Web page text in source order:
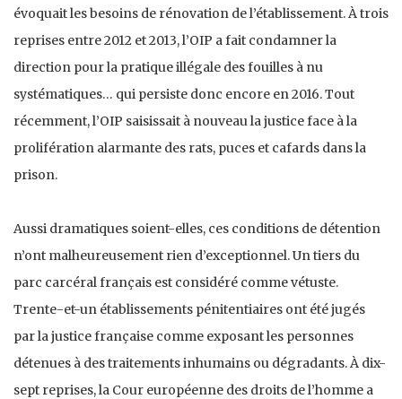
évoquait les besoins de rénovation de l’établissement. À trois
reprises entre 2012 et 2013, l’OIP a fait condamner la
direction pour la pratique illégale des fouilles à nu
systématiques… qui persiste donc encore en 2016. Tout
récemment, l’OIP saisissait à nouveau la justice face à la
prolifération alarmante des rats, puces et cafards dans la
prison.
Aussi dramatiques soient-elles, ces conditions de détention
n’ont malheureusement rien d’exceptionnel. Un tiers du
parc carcéral français est considéré comme vétuste.
Trente-et-un établissements pénitentiaires ont été jugés
par la justice française comme exposant les personnes
détenues à des traitements inhumains ou dégradants. À dix-
sept reprises, la Cour européenne des droits de l’homme a